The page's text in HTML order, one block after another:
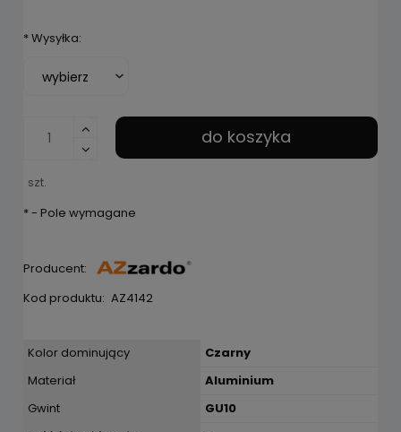
*Wysyłka:
szt.
do koszyka
*- Pole wymagane
Producent:
Kod produktu: AZ4142
Kolor dominujący
Czarny
Materiał
Aluminium
Gwint
GU10